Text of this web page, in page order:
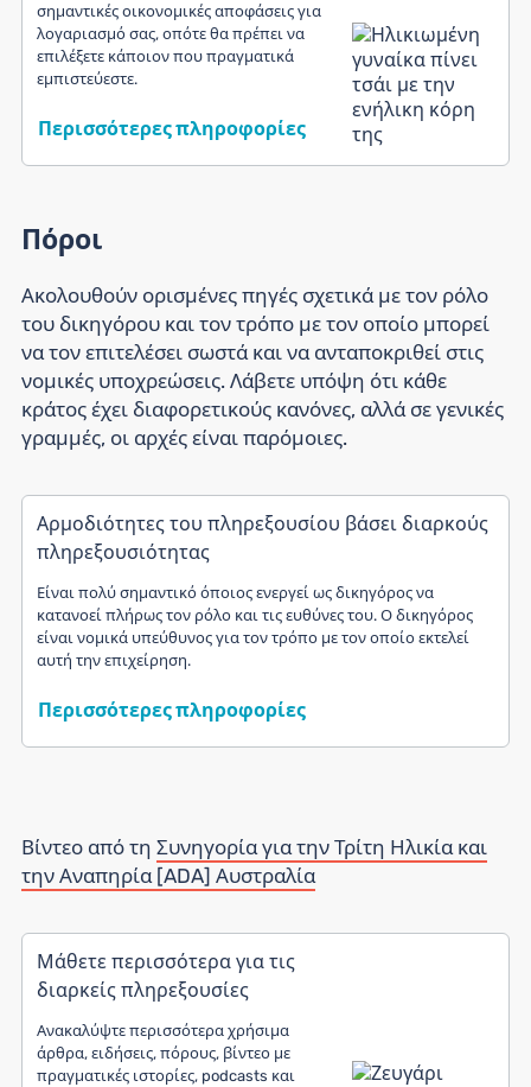
σημαντικές οικονομικές αποφάσεις για
λογαριασμό σας, οπότε θα πρέπει να
επιλέξετε κάποιον που πραγματικά
εμπιστεύεστε.
Περισσότερες πληροφορίες
Πόροι
Ακολουθούν ορισμένες πηγές σχετικά με τον ρόλο
του δικηγόρου και τον τρόπο με τον οποίο μπορεί
να τον επιτελέσει σωστά και να ανταποκριθεί στις
νομικές υποχρεώσεις. Λάβετε υπόψη ότι κάθε
κράτος έχει διαφορετικούς κανόνες, αλλά σε γενικές
γραμμές, οι αρχές είναι παρόμοιες.
Αρμοδιότητες του πληρεξουσίου βάσει διαρκούς
πληρεξουσιότητας
Είναι πολύ σημαντικό όποιος ενεργεί ως δικηγόρος να
κατανοεί πλήρως τον ρόλο και τις ευθύνες του. Ο δικηγόρος
είναι νομικά υπεύθυνος για τον τρόπο με τον οποίο εκτελεί
αυτή την επιχείρηση.
Περισσότερες πληροφορίες
Βίντεο από τη Συνηγορία για την Τρίτη Ηλικία και
την Αναπηρία [ADA] Αυστραλία
Μάθετε περισσότερα για τις
διαρκείς πληρεξουσίες
Ανακαλύψτε περισσότερα χρήσιμα
άρθρα, ειδήσεις, πόρους, βίντεο με
πραγματικές ιστορίες, podcasts και